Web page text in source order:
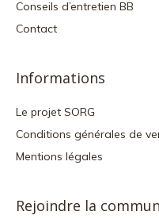
Conseils d’entretien BB
Contact
Informations
Le projet SORG
Conditions générales de
Mentions légales
Rejoindre la